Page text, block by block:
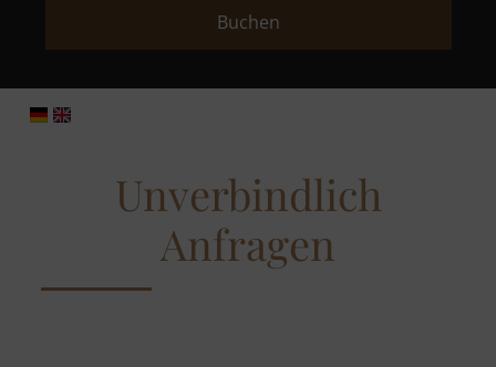
Unverbindlich
Anfragen